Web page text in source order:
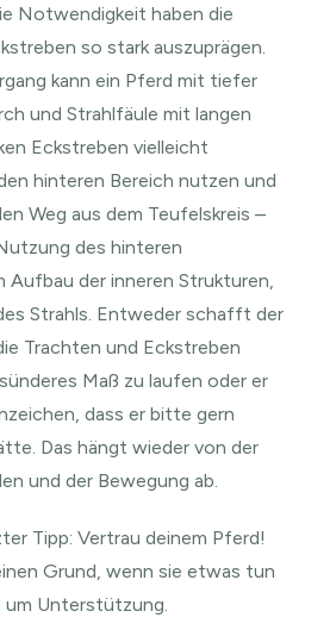
Notwendigkeit haben die
so stark auszuprägen.
kann ein Pferd mit tiefer
und Strahlfäule mit langen
Eckstreben vielleicht
hinteren Bereich nutzen und
Weg aus dem Teufelskreis –
des hinteren
Aufbau der inneren Strukturen,
Strahls. Entweder schafft der
Trachten und Eckstreben
Maß zu laufen oder er
dass er bitte gern
Das hängt wieder von der
und der Bewegung ab.
Tipp: Vertrau deinem Pferd!
Grund, wenn sie etwas tun
Unterstützung.